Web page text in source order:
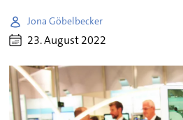
Jona Göbelbecker
23. August 2022